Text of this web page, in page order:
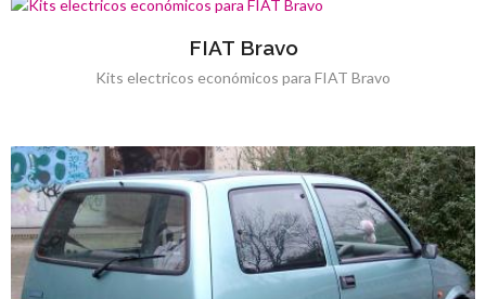
FIAT Bravo
Kits electricos económicos para FIAT Bravo